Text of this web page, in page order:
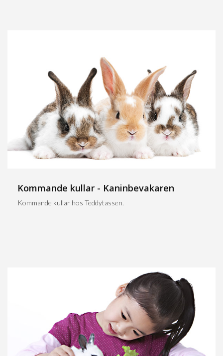
Kommande kullar - Kaninbevakaren
Kommande kullar hos Teddytassen.